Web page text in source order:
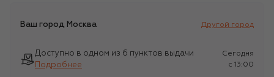
Ваш город Москва Другой город
Доступно в одном из 6 пунктов выдачи
Подробнее
Сегодня
c 13:00